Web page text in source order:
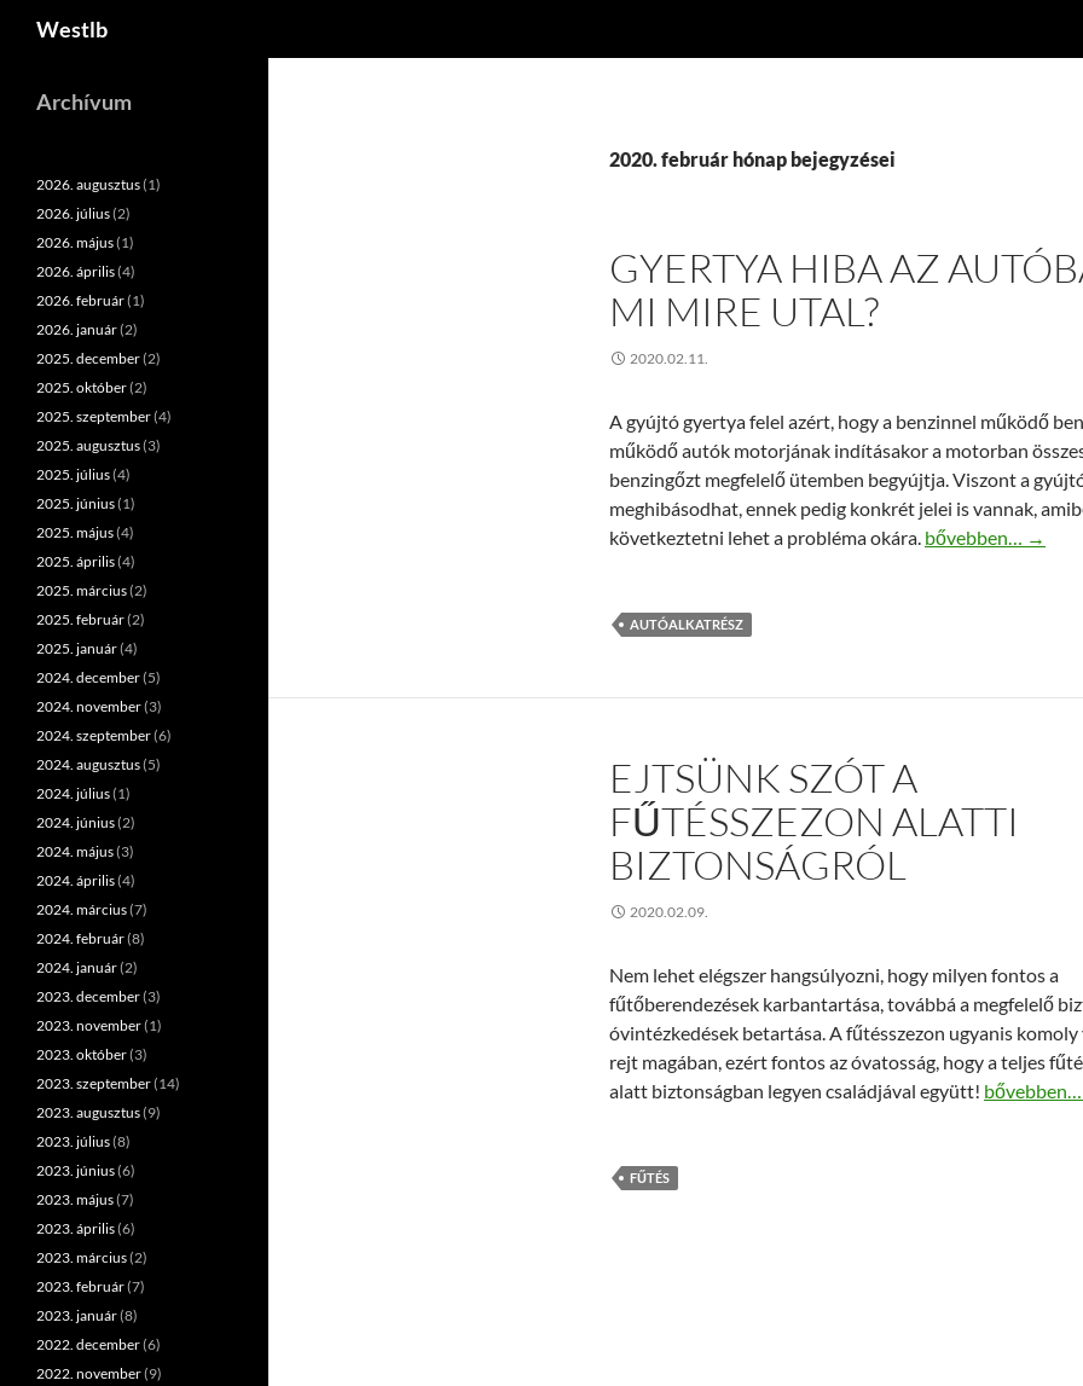
Westlb
2020. február hónap bejegyzései
GYERTYA HIBA AZ
MI MIRE UTAL?
2020.02.11.
A gyújtó gyertya felel azért, hogy a benzinnel működő
működő autók motorjának indításakor a motorban
benzingőzt megfelelő ütemben begyújtja. Viszont a
meghibásodhat, ennek pedig konkrét jelei is vannak,
következtetni lehet a probléma okára. Gyertya hiba az
bővebben… →
AUTÓALKATRÉSZ
EJTSÜNK SZÓT A
FŰTÉSSZEZON ALATTI
BIZTONSÁGRÓL
2020.02.09.
Nem lehet elégszer hangsúlyozni, hogy milyen fontos a
fűtőberendezések karbantartása, továbbá a megfelelő
óvintézkedések betartása. A fűtésszezon ugyanis komoly
rejt magában, ezért fontos az óvatosság, hogy a teljes
alatt biztonságban legyen családjával együtt! Ejtsünk
bővebben…
FŰTÉS
Archívum
2026. augusztus(1)
2026. július(2)
2026. május(1)
2026. április(4)
2026. február(1)
2026. január(2)
2025. december(2)
2025. október(2)
2025. szeptember(4)
2025. augusztus(3)
2025. július(4)
2025. június(1)
2025. május(4)
2025. április(4)
2025. március(2)
2025. február(2)
2025. január(4)
2024. december(5)
2024. november(3)
2024. szeptember(6)
2024. augusztus(5)
2024. július(1)
2024. június(2)
2024. május(3)
2024. április(4)
2024. március(7)
2024. február(8)
2024. január(2)
2023. december(3)
2023. november(1)
2023. október(3)
2023. szeptember(14)
2023. augusztus(9)
2023. július(8)
2023. június(6)
2023. május(7)
2023. április(6)
2023. március(2)
2023. február(7)
2023. január(8)
2022. december(6)
2022. november(9)